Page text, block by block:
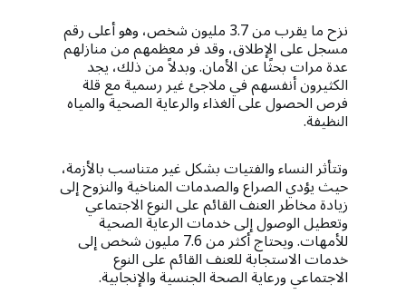
نزح ما يقرب من 3.7 مليون شخص، وهو أعلى رقم
مسجل على الإطلاق، وقد فر معظمهم من منازلهم
عدة مرات بحثًا عن الأمان. وبدلاً من ذلك، يجد
الكثيرون أنفسهم في ملاجئ غير رسمية مع قلة
فرص الحصول على الغذاء والرعاية الصحية والمياه
النظيفة.
وتتأثر النساء والفتيات بشكل غير متناسب بالأزمة،
حيث يؤدي الصراع والصدمات المناخية والنزوح إلى
زيادة مخاطر العنف القائم على النوع الاجتماعي
وتعطيل الوصول إلى خدمات الرعاية الصحية
للأمهات. ويحتاج أكثر من 7.6 مليون شخص إلى
خدمات الاستجابة للعنف القائم على النوع
الاجتماعي ورعاية الصحة الجنسية والإنجابية.